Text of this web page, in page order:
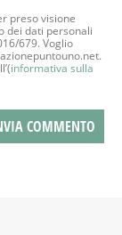
preso visione
dei dati personali
679. Voglio
informativa sulla